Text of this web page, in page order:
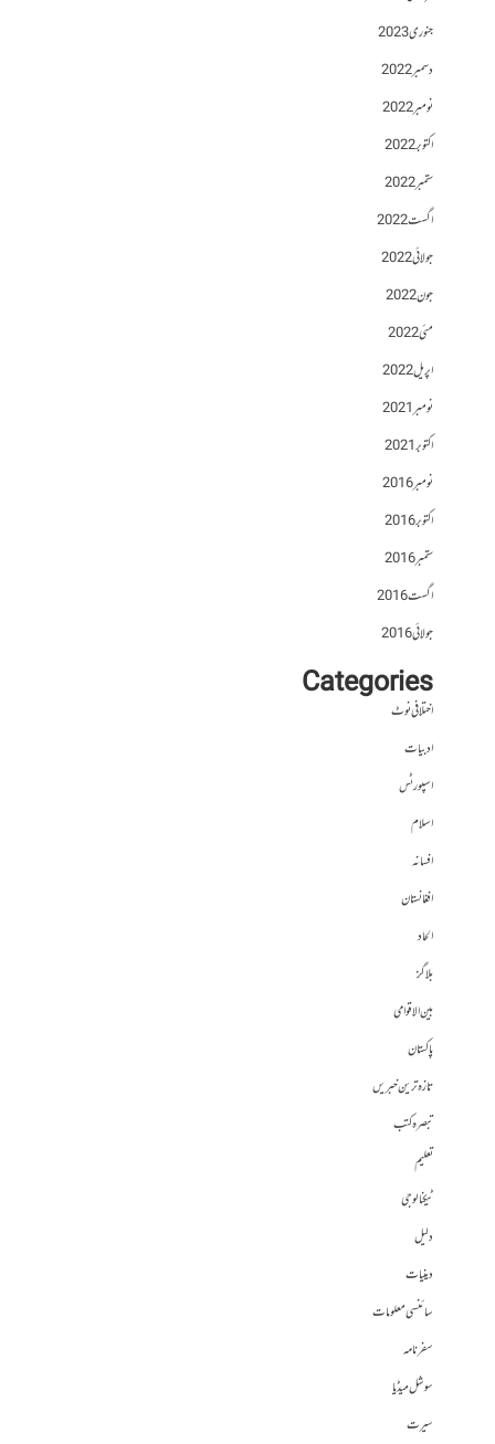
جنوری 2023
دسمبر 2022
نومبر 2022
اکتوبر 2022
ستمبر 2022
اگست 2022
جولائی 2022
جون 2022
مئی 2022
اپریل 2022
نومبر 2021
اکتوبر 2021
نومبر 2016
اکتوبر 2016
ستمبر 2016
اگست 2016
جولائی 2016
Categories
اختلافی نوٹ
ادبیات
اسپورٹس
اسلام
افسانہ
افغانستان
الحاد
بلاگز
بین الاقوامی
پاکستان
تازہ ترین خبریں
تبصرہ کتب
تعلیم
ٹیکنالوجی
دلیل
دینیات
سائنسی معلومات
سفرنامہ
سوشل میڈیا
سیرت